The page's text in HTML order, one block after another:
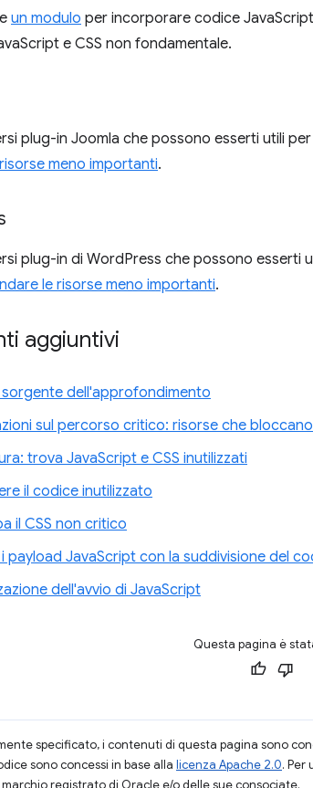
un modulo per incorporare codice
e CSS non fondamentale.
plug-in Joomla che possono esserti utili per
meno importanti.
plug-in di WordPress che possono esserti
le risorse meno importanti.
aggiuntivi
dell'approfondimento
sul percorso critico: risorse che
trova JavaScript e CSS inutilizzati
il codice inutilizzato
il CSS non critico
payload JavaScript con la suddivisione del
dell'avvio di JavaScript
Questa pagina è
specificato, i contenuti di questa pagina sono
sono concessi in base alla licenza Apache 2.0. Per
marchio registrato di Oracle e/o delle sue consociate.